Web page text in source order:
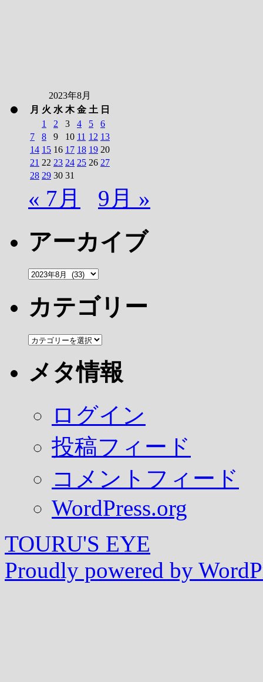
2023年8月
月 火 水 木 金 土 日
1
2 3 4 5
6
7
8 9 10 11 12 13
14 15 16 17 18 19 20
21 22 23 24 25 26 27
28 29 30 31
« 7月 9月 »
アーカイブ
ア
イ
カテゴリー
カ
リ
メタ情報
ログイン
投稿フィード
コメントフィード
WordPress.org
TOURU'S EYE
Proudly powered by